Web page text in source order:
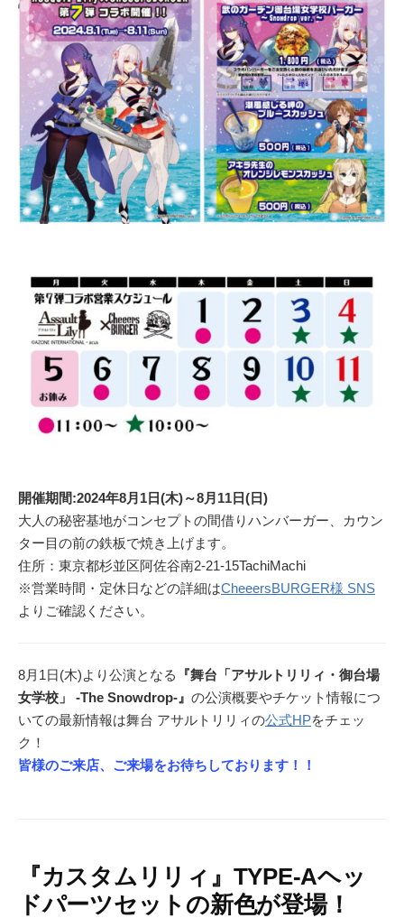
開催期間:2024年8月1日(木)～8月11日(日)
大人の秘密基地がコンセプトの間借りハンバーガー、カウン
ター目の前の鉄板で焼き上げます。
住所：東京都杉並区阿佐谷南2-21-15TachiMachi
※営業時間・定休日などの詳細はCheeersBURGER様 SNS
よりご確認ください。
8月1日(木)より公演となる
『舞台「アサルトリリィ・御台場
女学校」 -The Snowdrop-』 の公演概要やチケット情報につ
いての最新情報は舞台 アサルトリリィの公式HPをチェッ
ク！
皆様のご来店、ご来場をお待ちしております！！
『カスタムリリィ』TYPE-Aヘッ
ドパーツセットの新色が登場！